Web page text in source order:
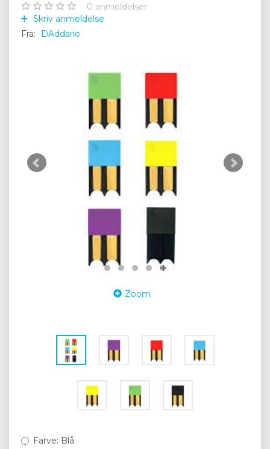
0 anmeldelser
Skriv anmeldelse
Fra:
DAddario
Zoom
Farve: Blå